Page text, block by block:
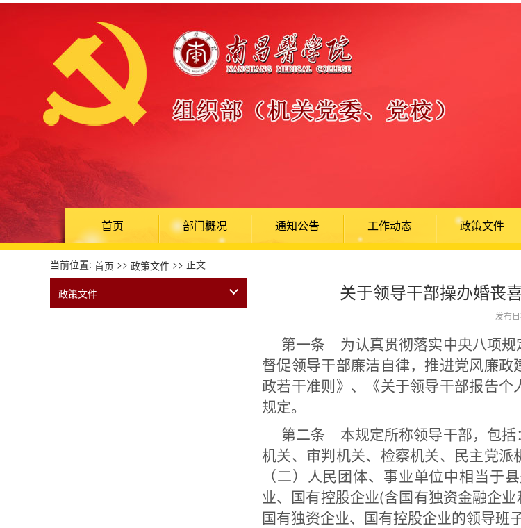
首页 部门概况 通知公告 工作动态 政策文件
当前位置: 首页 >> 政策文件 >> 正文
政策文件 关于领导干部操办婚丧
发布
第一条 为认真贯彻落实中央八项规
督促领导干部廉洁自律，推进党风廉
政若干准则》、《关于领导干部报告
规定。
第二条 本规定所称领导干部，包括
机关、审判机关、检察机关、民主党派
（二）人民团体、事业单位中相当于
业、国有控股企业(含国有独资金融企
国有独资企业、国有控股企业的领导班